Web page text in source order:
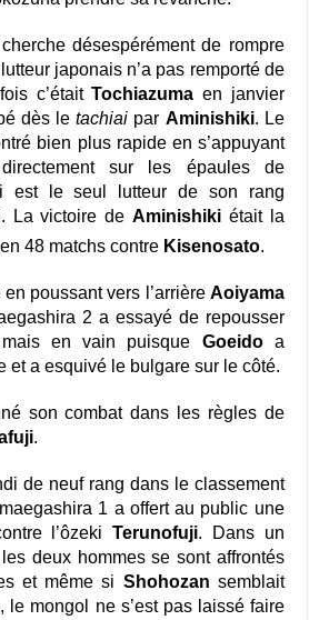
désespérément de rompre
japonais n’a pas remporté de
c’étaitTochiazuma en janvier
dès letachiai par Aminishiki. Le
bien plus rapide en s’appuyant
sur les épaules de
est le seul lutteur de son rang
La victoire deAminishiki était la
48 matchs contre Kisenosato.
en poussant vers l’arrière Aoiyama
2 a essayé de repousser
mais en vain puisque Goeidoa
et a esquivé le bulgare sur le côté.
son combat dans les règles de
.
de neuf rang dans le classement
1 a offert au public une
l’ôzekiTerunofuji. Dans un
deux hommes se sont affrontés
et même si Shohozan semblait
le mongol ne s’est pas laissé faire